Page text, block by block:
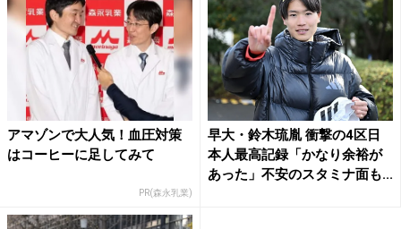
アマゾンで大人気！血圧対策
はコーヒーに足してみて
PR(森永乳業)
早大・鈴木琉胤 衝撃の4区日
本人最高記録「かなり余裕が
あった」不安のスタミナ面も...